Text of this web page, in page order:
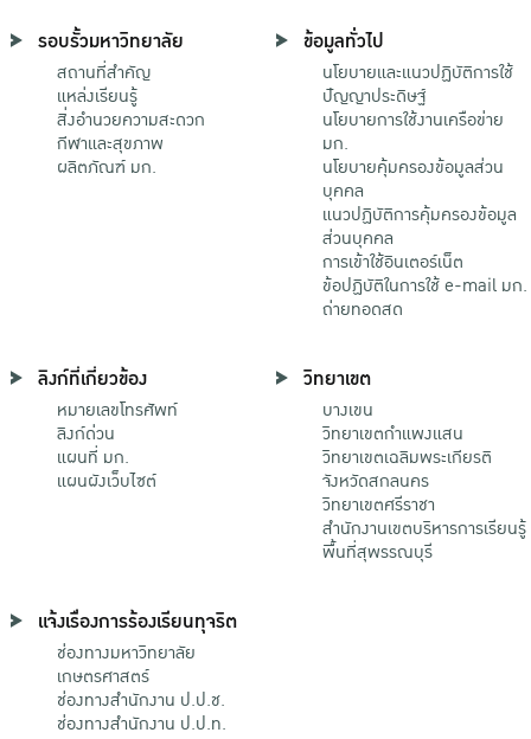
รอบรั้วมหาวิทยาลัย
สถานที่สำคัญ
แหล่งเรียนรู้
สิ่งอำนวยความสะดวก
กีฬาและสุขภาพ
ผลิตภัณฑ์ มก.
ข้อมูลทั่วไป
นโยบายและแนวปฏิบัติการใช้
ปัญญาประดิษฐ์
นโยบายการใช้งานเครือข่าย
มก.
นโยบายคุ้มครองข้อมูลส่วน
บุคคล
แนวปฏิบัติการคุ้มครองข้อมูล
ส่วนบุคคล
การเข้าใช้อินเตอร์เน็ต
ข้อปฏิบัติในการใช้ e-mail มก.
ถ่ายทอดสด
ลิงก์ที่เกี่ยวข้อง
หมายเลขโทรศัพท์
ลิงก์ด่วน
แผนที่ มก.
แผนผังเว็บไซต์
วิทยาเขต
บางเขน
วิทยาเขตกําแพงแสน
วิทยาเขตเฉลิมพระเกียรติ
จังหวัดสกลนคร
วิทยาเขตศรีราชา
สำนักงานเขตบริหารการเรียนรู้
พื้นที่สุพรรณบุรี
แจ้งเรื่องการร้องเรียนทุจริต
ช่องทางมหาวิทยาลัย
เกษตรศาสตร์
ช่องทางสำนักงาน ป.ป.ช.
ช่องทางสำนักงาน ป.ป.ท.